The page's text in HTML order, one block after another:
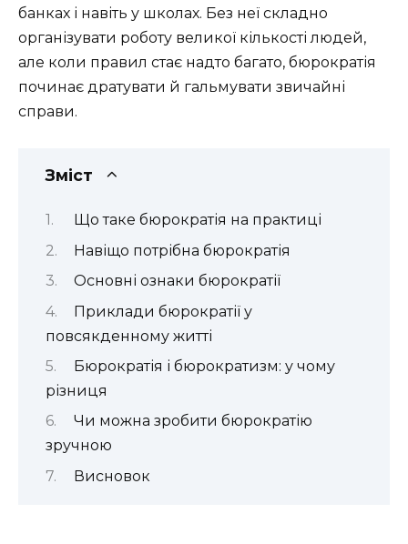
банках і навіть у школах. Без неї складно
організувати роботу великої кількості людей,
але коли правил стає надто багато, бюрократія
починає дратувати й гальмувати звичайні
справи.
Зміст
Що таке бюрократія на практиці
Навіщо потрібна бюрократія
Основні ознаки бюрократії
Приклади бюрократії у
повсякденному житті
Бюрократія і бюрократизм: у чому
різниця
Чи можна зробити бюрократію
зручною
Висновок